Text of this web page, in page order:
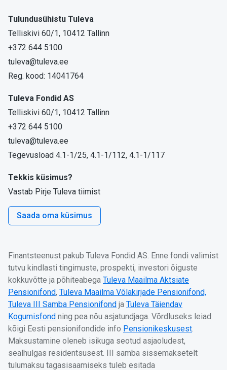
Tulundusühistu Tuleva
Telliskivi 60/1, 10412 Tallinn
+372 644 5100
tuleva@tuleva.ee
Reg. kood: 14041764
Tuleva Fondid AS
Telliskivi 60/1, 10412 Tallinn
+372 644 5100
tuleva@tuleva.ee
Tegevusload 4.1-1/25, 4.1-1/112, 4.1-1/117
Tekkis küsimus?
Vastab Pirje Tuleva tiimist
Saada oma küsimus
Finantsteenust pakub Tuleva Fondid AS. Enne fondi valimist
tutvu kindlasti tingimuste, prospekti, investori õiguste
kokkuvõtte ja põhiteabega Tuleva Maailma Aktsiate
Pensionifond, Tuleva Maailma Võlakirjade Pensionifond,
Tuleva III Samba Pensionifond ja Tuleva Täiendav
Kogumisfond ning pea nõu asjatundjaga. Võrdluseks leiad
kõigi Eesti pensionifondide info Pensionikeskusest
Maksustamine oleneb isikuga seotud asjaoludest,
sealhulgas residentsusest. III samba sissemaksetelt
tulumaksu tagasisaamiseks tuleb esitada